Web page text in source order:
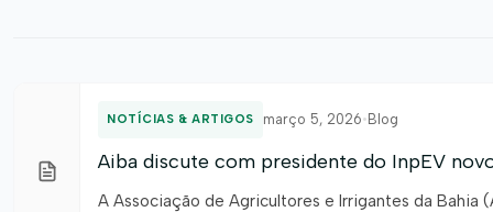
NOTÍCIAS & ARTIGOS março 5, 2026• Blog
Aiba discute com presidente do InpEV
A Associação de Agricultores e Irrigantes da Bahia